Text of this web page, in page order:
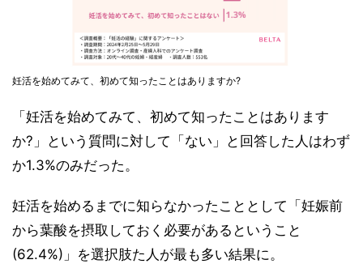
妊活を始めてみて、初めて知ったことはありますか?
「妊活を始めてみて、初めて知ったことはあります
か?」という質問に対して「ない」と回答した人はわず
か1.3%のみだった。
妊活を始めるまでに知らなかったこととして「妊娠前
から葉酸を摂取しておく必要があるということ
(62.4%)」を選択肢た人が最も多い結果に。